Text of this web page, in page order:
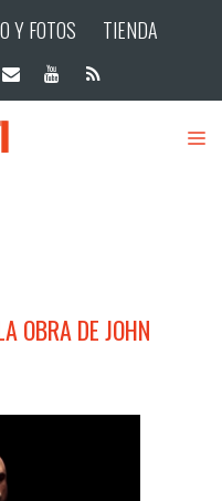
Y FOTOS TIENDA
OBRA DE JOHN